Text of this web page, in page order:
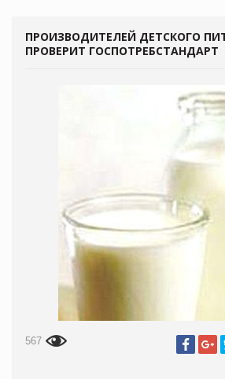
ПРОИЗВОДИТЕЛЕЙ ДЕТСКОГО
ПРОВЕРИТ ГОСПОТРЕБСТАНДАРТ
567